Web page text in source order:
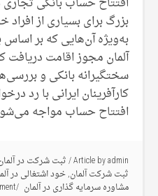
بزرگ برای بسیاری از افراد
آلمان مجوز اقامت دریافت
سختگیرانه بانکی و
کارآفرینان ایرانی با رد
افتتاح حساب مواجه
Article byadmin
/ثبت شرکت در
ثبت شرکت آلمان,خود اشتغالی در
مشاوره سرمایه گذاری در آلمان